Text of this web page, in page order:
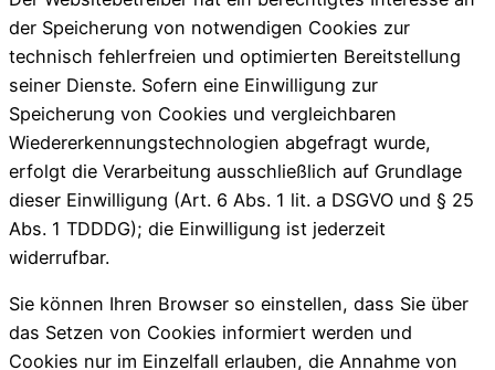
der Speicherung von notwendigen Cookies zur
technisch fehlerfreien und optimierten Bereitstellung
seiner Dienste. Sofern eine Einwilligung zur
Speicherung von Cookies und vergleichbaren
Wiedererkennungstechnologien abgefragt wurde,
erfolgt die Verarbeitung ausschließlich auf Grundlage
dieser Einwilligung (Art. 6 Abs. 1 lit. a DSGVO und § 25
Abs. 1 TDDDG); die Einwilligung ist jederzeit
widerrufbar.
Sie können Ihren Browser so einstellen, dass Sie über
das Setzen von Cookies informiert werden und
Cookies nur im Einzelfall erlauben, die Annahme von